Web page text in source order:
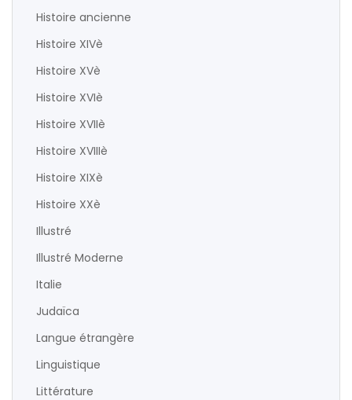
Histoire ancienne
Histoire XIVè
Histoire XVè
Histoire XVIè
Histoire XVIIè
Histoire XVIIIè
Histoire XIXè
Histoire XXè
Illustré
Illustré Moderne
Italie
Judaïca
Langue étrangère
Linguistique
Littérature